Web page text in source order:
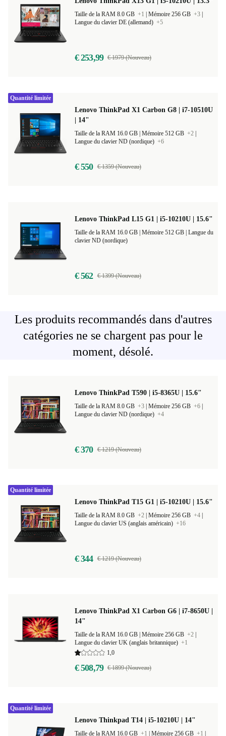
Taille de la RAM 8.0 GB +1 Mémoire 256 GB +3
Langue du clavier DE (allemand) +5
€ 253,99 € 1979 (Nouveau)
Lenovo ThinkPad X1 Carbon G8 | i7-10510U
| 14"
Mémoire 512 GB +2
Langue du clavier ND (nordique) +6
€ 550 € 1359 (Nouveau)
Quantité limitée
Lenovo ThinkPad L15 G1 | i5-10210U | 15.6"
Langue du
clavier ND (nordique)
€ 562 € 1399 (Nouveau)
Les produits recommandés dans d'autres
catégories ne se chargent pas pour le
moment, désolé.
Lenovo ThinkPad T590 | i5-8365U | 15.6"
Taille de la RAM 8.0 GB +3 Mémoire 256 GB +6
Langue du clavier ND (nordique) +4
€ 370 € 1219 (Nouveau)
Lenovo ThinkPad T15 G1 | i5-10210U | 15.6"
Taille de la RAM 8.0 GB +2 Mémoire 256 GB +4
Langue du clavier US (anglais américain) +16
€ 344 € 1219 (Nouveau)
Quantité limitée
Lenovo ThinkPad X1 Carbon G6 | i7-8650U |
14"
Mémoire 256 GB +2
Langue du clavier UK (anglais britannique) +1
1,0
€ 508,79 € 1899 (Nouveau)
Lenovo Thinkpad T14 | i5-10210U | 14"
Taille de la RAM 16.0 GB +1 Mémoire 256 GB +1
Quantité limitée